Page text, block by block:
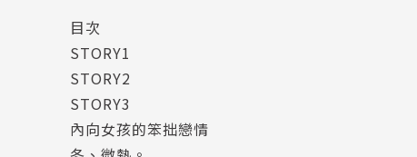
目次
STORY1
STORY2
STORY3
內向女孩的笨拙戀情